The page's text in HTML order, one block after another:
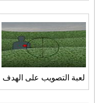
لعبة التصويب على الهدف